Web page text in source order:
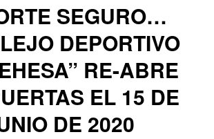
SEGURO…
DEPORTIVO
RE-ABRE
EL 15 DE
DE 2020